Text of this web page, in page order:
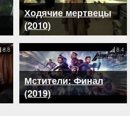
Ходячие мертвецы
(2010)
8.8
Мстители: Финал
(2019)
8.4